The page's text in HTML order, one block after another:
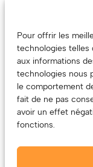
Pour offrir les
technologies telles
aux informations
technologies nous
le comportement
fait de ne pas
avoir un effet
fonctions.
revient.
(Oui, on va avoir
artistes!)